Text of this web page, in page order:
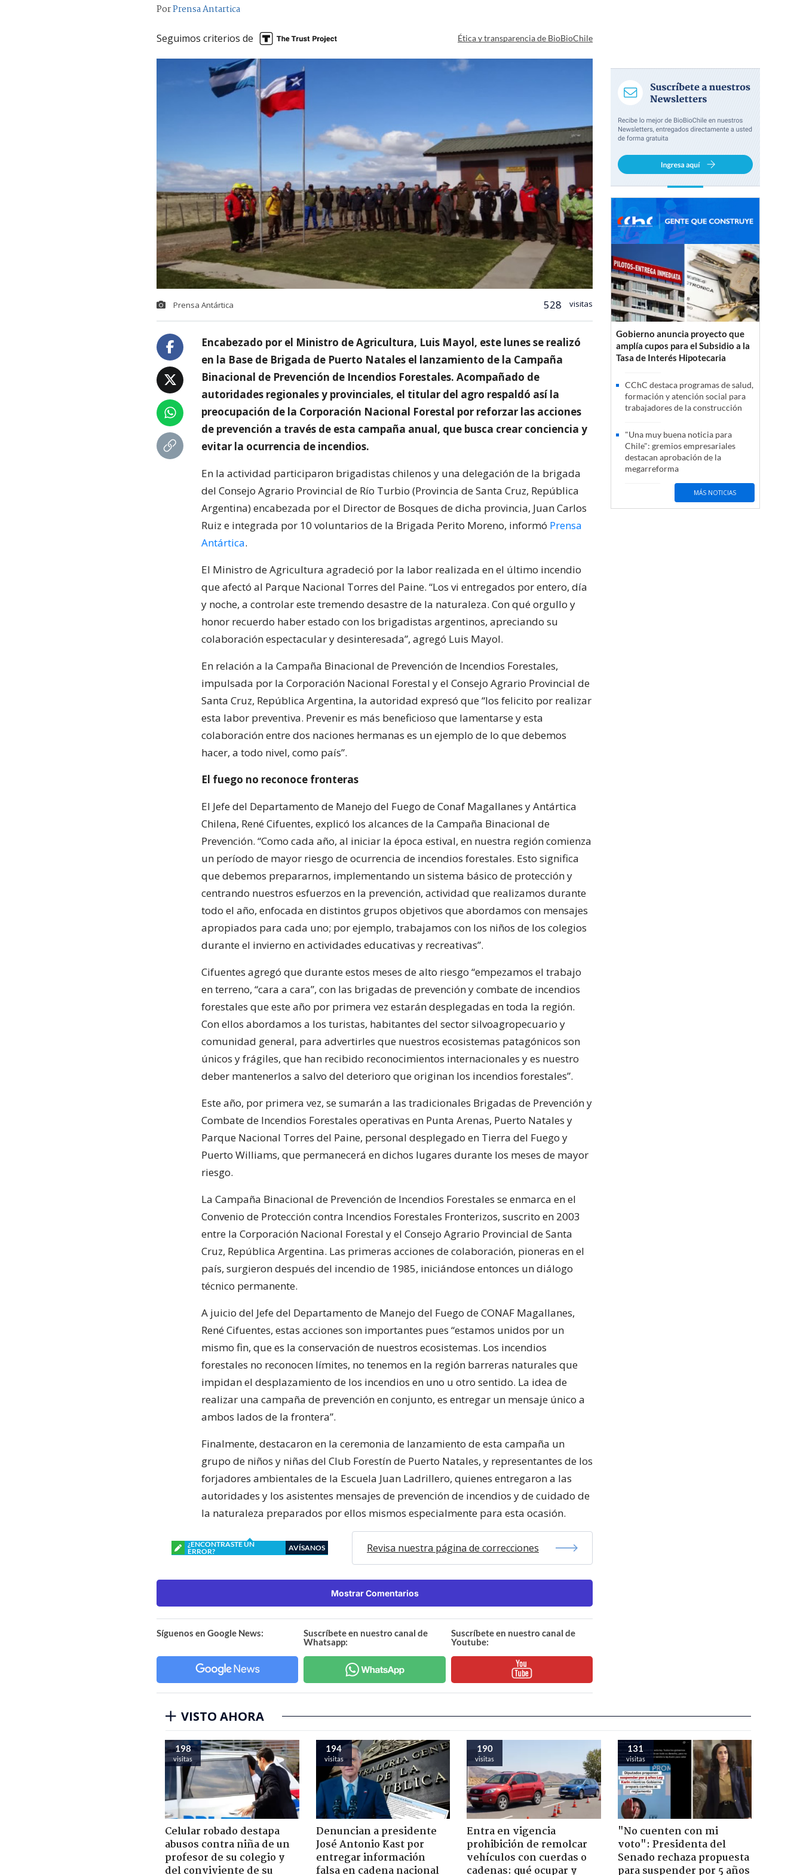
PorPrensa Antartica
Seguimos criterios de Ética y transparencia de BioBioChile
Prensa Antártica 528 visitas
Encabezado por el Ministro de Agricultura, Luis Mayol, este lunes se realizó
en la Base de Brigada de Puerto Natales el lanzamiento de la Campaña
Binacional de Prevención de Incendios Forestales. Acompañado de
autoridades regionales y provinciales, el titular del agro respaldó así la
preocupación de la Corporación Nacional Forestal por reforzar las acciones
de prevención a través de esta campaña anual, que busca crear conciencia y
evitar la ocurrencia de incendios.
En la actividad participaron brigadistas chilenos y una delegación de la brigada
del Consejo Agrario Provincial de Río Turbio (Provincia de Santa Cruz, República
Argentina) encabezada por el Director de Bosques de dicha provincia, Juan Carlos
Ruiz e integrada por 10 voluntarios de la Brigada Perito Moreno, informó Prensa
Antártica.
El Ministro de Agricultura agradeció por la labor realizada en el último incendio
que afectó al Parque Nacional Torres del Paine. “Los vi entregados por entero, día
y noche, a controlar este tremendo desastre de la naturaleza. Con qué orgullo y
honor recuerdo haber estado con los brigadistas argentinos, apreciando su
colaboración espectacular y desinteresada”, agregó Luis Mayol.
En relación a la Campaña Binacional de Prevención de Incendios Forestales,
impulsada por la Corporación Nacional Forestal y el Consejo Agrario Provincial de
Santa Cruz, República Argentina, la autoridad expresó que “los felicito por realizar
esta labor preventiva. Prevenir es más beneficioso que lamentarse y esta
colaboración entre dos naciones hermanas es un ejemplo de lo que debemos
hacer, a todo nivel, como país”.
El fuego no reconoce fronteras
El Jefe del Departamento de Manejo del Fuego de Conaf Magallanes y Antártica
Chilena, René Cifuentes, explicó los alcances de la Campaña Binacional de
Prevención. “Como cada año, al iniciar la época estival, en nuestra región comienza
un período de mayor riesgo de ocurrencia de incendios forestales. Esto significa
que debemos prepararnos, implementando un sistema básico de protección y
centrando nuestros esfuerzos en la prevención, actividad que realizamos durante
todo el año, enfocada en distintos grupos objetivos que abordamos con mensajes
apropiados para cada uno; por ejemplo, trabajamos con los niños de los colegios
durante el invierno en actividades educativas y recreativas”.
Cifuentes agregó que durante estos meses de alto riesgo “empezamos el trabajo
en terreno, “cara a cara”, con las brigadas de prevención y combate de incendios
forestales que este año por primera vez estarán desplegadas en toda la región.
Con ellos abordamos a los turistas, habitantes del sector silvoagropecuario y
comunidad general, para advertirles que nuestros ecosistemas patagónicos son
únicos y frágiles, que han recibido reconocimientos internacionales y es nuestro
deber mantenerlos a salvo del deterioro que originan los incendios forestales”.
Este año, por primera vez, se sumarán a las tradicionales Brigadas de Prevención y
Combate de Incendios Forestales operativas en Punta Arenas, Puerto Natales y
Parque Nacional Torres del Paine, personal desplegado en Tierra del Fuego y
Puerto Williams, que permanecerá en dichos lugares durante los meses de mayor
riesgo.
La Campaña Binacional de Prevención de Incendios Forestales se enmarca en el
Convenio de Protección contra Incendios Forestales Fronterizos, suscrito en 2003
entre la Corporación Nacional Forestal y el Consejo Agrario Provincial de Santa
Cruz, República Argentina. Las primeras acciones de colaboración, pioneras en el
país, surgieron después del incendio de 1985, iniciándose entonces un diálogo
técnico permanente.
A juicio del Jefe del Departamento de Manejo del Fuego de CONAF Magallanes,
René Cifuentes, estas acciones son importantes pues “estamos unidos por un
mismo fin, que es la conservación de nuestros ecosistemas. Los incendios
forestales no reconocen límites, no tenemos en la región barreras naturales que
impidan el desplazamiento de los incendios en uno u otro sentido. La idea de
realizar una campaña de prevención en conjunto, es entregar un mensaje único a
ambos lados de la frontera”.
Finalmente, destacaron en la ceremonia de lanzamiento de esta campaña un
grupo de niños y niñas del Club Forestín de Puerto Natales, y representantes de los
forjadores ambientales de la Escuela Juan Ladrillero, quienes entregaron a las
autoridades y los asistentes mensajes de prevención de incendios y de cuidado de
la naturaleza preparados por ellos mismos especialmente para esta ocasión.
¿ENCONTRASTE UN
ERROR?
AVÍSANOS Revisa nuestra página de correcciones
Mostrar Comentarios
Síguenos en Google News:
Suscríbete en nuestro canal de
Whatsapp:
Suscríbete en nuestro canal de
Youtube:
Gobierno anuncia proyecto que
amplía cupos para el Subsidio a la
Tasa de Interés Hipotecaria
CChC destaca programas de salud,
formación y atención social para
trabajadores de la construcción
"Una muy buena noticia para
Chile": gremios empresariales
destacan aprobación de la
megarreforma
MÁS NOTICIAS
VISTO AHORA
198
visitas
Celular robado destapa
abusos contra niña de un
profesor de su colegio y
del conviviente de su
194
visitas
Denuncian a presidente
José Antonio Kast por
entregar información
falsa en cadena nacional
190
visitas
Entra en vigencia
prohibición de remolcar
vehículos con cuerdas o
cadenas: qué ocupar y
131
visitas
"No cuenten con mi
voto": Presidenta del
Senado rechaza propuesta
para suspender por 5 años